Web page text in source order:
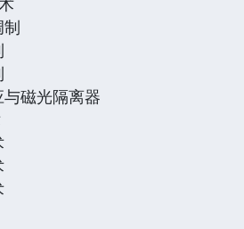
磁光隔离器